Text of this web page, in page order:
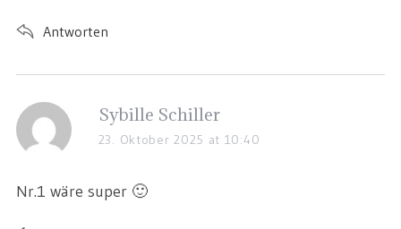
Antworten
Sybille Schiller
23. Oktober 2025 at 10:40
Nr.1 wäre super 🙂